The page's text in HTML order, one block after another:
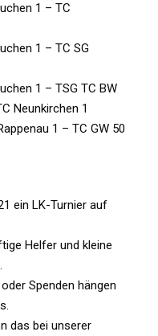
1 – TC
1 – TC SG
1 – TSG TC BW
Neunkirchen 1
1 – TC GW 50
ein LK-Turnier auf
Helfer und kleine
Spenden hängen
das bei unserer